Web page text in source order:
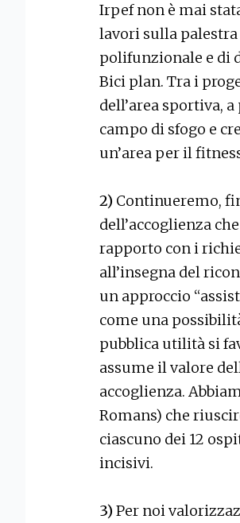
Irpef non è mai
lavori sulla
polifunzionale e di
Bici plan. Tra i
dell’area sportiva,
campo di sfogo e
un’area per il
2) Continueremo,
dell’accoglienza
rapporto con i
all’insegna del
un approccio
come una
pubblica utilità si
assume il valore
accoglienza.
Romans) che
ciascuno dei 12
incisivi.
3) Per noi